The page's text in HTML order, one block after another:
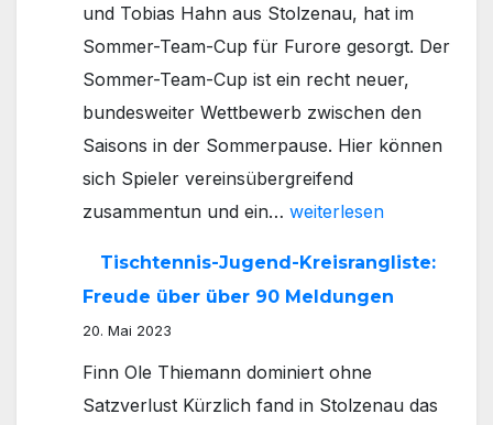
und Tobias Hahn aus Stolzenau, hat im
Sommer-Team-Cup für Furore gesorgt. Der
Sommer-Team-Cup ist ein recht neuer,
bundesweiter Wettbewerb zwischen den
Saisons in der Sommerpause. Hier können
sich Spieler vereinsübergreifend
zusammentun und ein… „Schwarzer
Dritter
–
Team
aus
weiterlesen
Tischtennis-Jugend-Kreisrangliste:
Freude über über 90 Meldungen
20. Mai 2023
Finn Ole Thiemann dominiert ohne
Satzverlust Kürzlich fand in Stolzenau das